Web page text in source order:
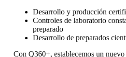
Desarrollo y producción
Controles de laboratorio
preparado
Desarrollo de preparados
Con Q360+, establecemos un